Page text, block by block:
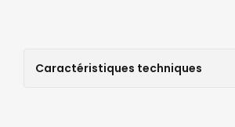
Caractéristiques techniques